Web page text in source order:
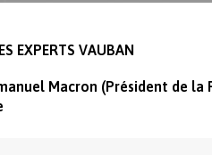
EXPERTS VAUBAN
Macron (Président de la